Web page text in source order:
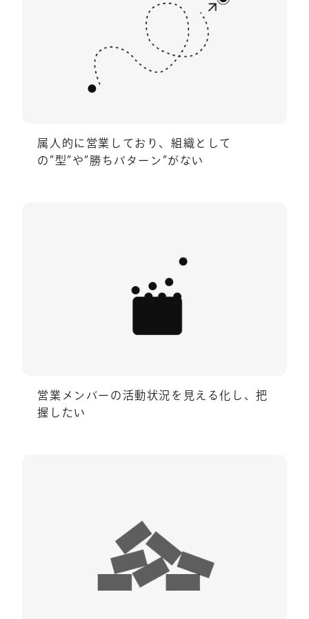
属人的に営業しており、組織として
の”型”や”勝ちパターン”がない
営業メンバーの活動状況を見える化し、把
握したい